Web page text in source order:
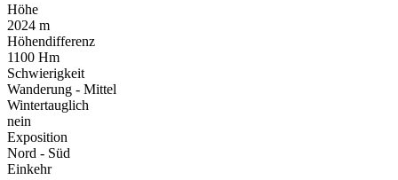
Höhe
2024 m
Höhendifferenz
1100 Hm
Schwierigkeit
Wanderung - Mittel
Wintertauglich
nein
Exposition
Nord - Süd
Einkehr